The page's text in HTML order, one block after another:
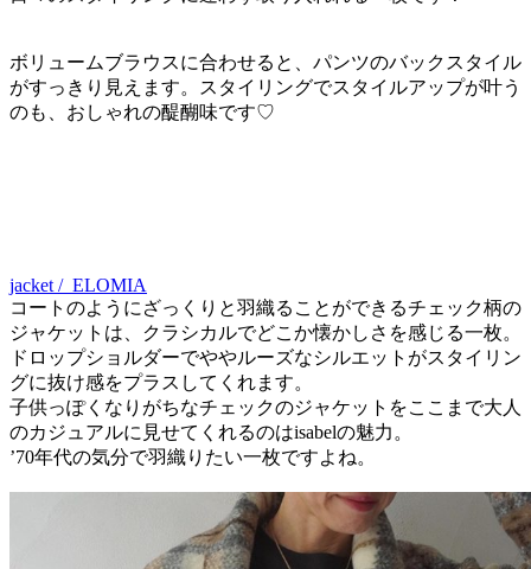
ボリュームブラウスに合わせると、パンツのバックスタイル
がすっきり見えます。スタイリングでスタイルアップが叶う
のも、おしゃれの醍醐味です♡
jacket / ELOMIA
コートのようにざっくりと羽織ることができるチェック柄の
ジャケットは、クラシカルでどこか懐かしさを感じる一枚。
ドロップショルダーでややルーズなシルエットがスタイリン
グに抜け感をプラスしてくれます。
子供っぽくなりがちなチェックのジャケットをここまで大人
のカジュアルに見せてくれるのはisabelの魅力。
’70年代の気分で羽織りたい一枚ですよね。